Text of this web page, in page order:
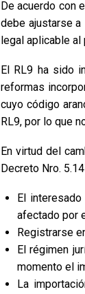
De acuerdo con
debe ajustarse a
legal aplicable
El RL9 ha sido
reformas
cuyo código
RL9, por lo que
En virtud del
Decreto Nro.
El
afectado por
Registrarse
El régimen
momento el
La